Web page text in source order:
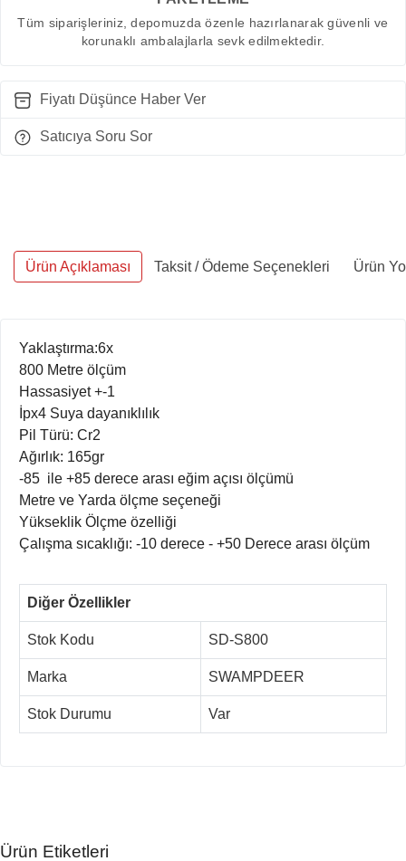
Tüm siparişleriniz, depomuzda özenle hazırlanarak güvenli ve
korunaklı ambalajlarla sevk edilmektedir.
Fiyatı Düşünce Haber Ver
Satıcıya Soru Sor
Ürün Açıklaması Taksit / Ödeme Seçenekleri Ürün
Yaklaştırma:6x
800 Metre ölçüm
Hassasiyet +-1
İpx4 Suya dayanıklılık
Pil Türü: Cr2
Ağırlık: 165gr
-85 ile +85 derece arası eğim açısı ölçümü
Metre ve Yarda ölçme seçeneği
Yükseklik Ölçme özelliği
Çalışma sıcaklığı: -10 derece - +50 Derece arası ölçüm
Diğer Özellikler
Stok Kodu SD-S800
Marka SWAMPDEER
Stok Durumu Var
Ürün Etiketleri